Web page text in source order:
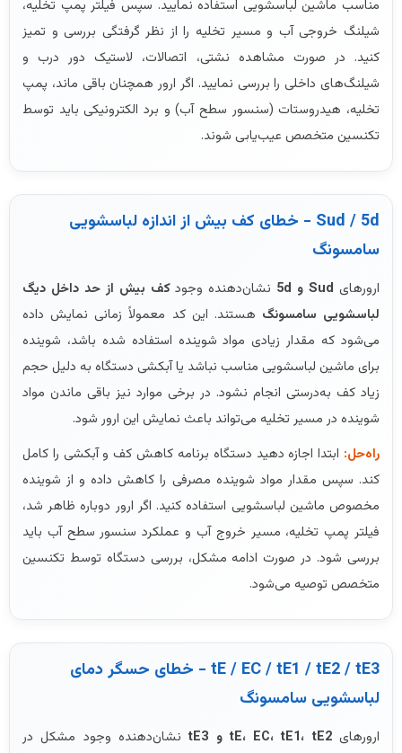
مناسب ماشین لباسشویی استفاده نمایید. سپس فیلتر پمپ تخلیه،
شیلنگ خروجی آب و مسیر تخلیه را از نظر گرفتگی بررسی و تمیز
کنید. در صورت مشاهده نشتی، اتصالات، لاستیک دور درب و
شیلنگ‌های داخلی را بررسی نمایید. اگر ارور همچنان باقی ماند، پمپ
تخلیه، هیدروستات (سنسور سطح آب) و برد الکترونیکی باید توسط
تکنسین متخصص عیب‌یابی شوند.
Sud / 5d - خطای کف بیش از اندازه لباسشویی
سامسونگ
ارورهای Sud و 5d نشان‌دهنده وجودکف بیش از حد داخل دیگ
لباسشویی سامسونگ هستند. این کد معمولاً زمانی نمایش داده
می‌شود که مقدار زیادی مواد شوینده استفاده شده باشد، شوینده
برای ماشین لباسشویی مناسب نباشد یا آبکشی دستگاه به دلیل حجم
زیاد کف به‌درستی انجام نشود. در برخی موارد نیز باقی ماندن مواد
شوینده در مسیر تخلیه می‌تواند باعث نمایش این ارور شود.
راه‌حل: ابتدا اجازه دهید دستگاه برنامه کاهش کف و آبکشی را کامل
کند. سپس مقدار مواد شوینده مصرفی را کاهش داده و از شوینده
مخصوص ماشین لباسشویی استفاده کنید. اگر ارور دوباره ظاهر شد،
فیلتر پمپ تخلیه، مسیر خروج آب و عملکرد سنسور سطح آب باید
بررسی شود. در صورت ادامه مشکل، بررسی دستگاه توسط تکنسین
متخصص توصیه می‌شود.
tE / EC / tE1 / tE2 / tE3 - خطای حسگر دمای
لباسشویی سامسونگ
ارورهایtE، EC، tE1، tE2 و tE3
نشان‌دهنده وجود مشکل در